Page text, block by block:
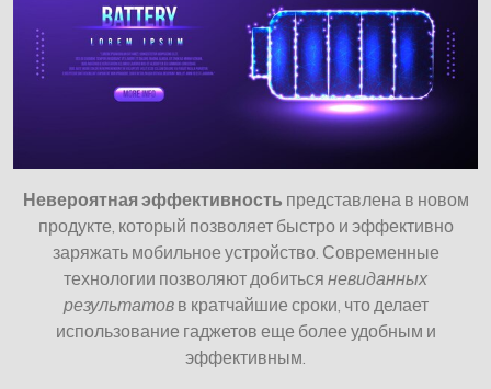
Невероятная эффективность представлена в новом
продукте, который позволяет быстро и эффективно
заряжать мобильное устройство. Современные
технологии позволяют добиться невиданных
результатовв кратчайшие сроки, что делает
использование гаджетов еще более удобным и
эффективным.